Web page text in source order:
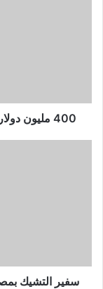
وتركيا
400 مليون دولار.. أكبر استثمار مشترك بين الأردن وتركيا
هامش
البطولة
سفير التشيك